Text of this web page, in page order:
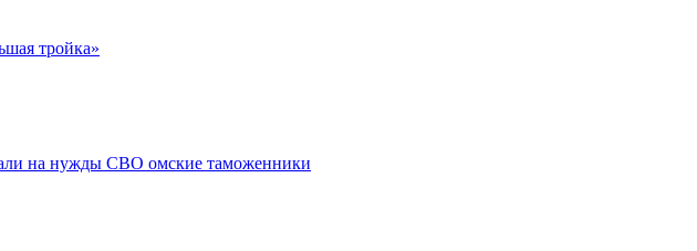
тройка»
на нужды СВО омские таможенники